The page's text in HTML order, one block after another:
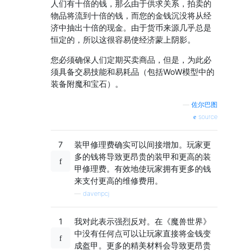
人们有十倍的钱，那么由于供求关系，拍卖的
物品将流到十倍的钱，而您的金钱沉没将从经
济中抽出十倍的现金。由于货币来源几乎总是
恒定的，所以这很容易使经济蒙上阴影。
您必须确保人们定期买卖商品，但是，为此必
须具备交易技能和易耗品（包括WoW模型中的
装备附魔和宝石）。
佐尔巴图
source
7
装甲修理费确实可以间接增加。玩家更
多的钱将导致更昂贵的装甲和更高的装
甲修理费。有效地使玩家拥有更多的钱
来支付更高的维修费用。
davenpcj
1
我对此表示强烈反对。在《魔兽世界》
中没有任何点可以让玩家直接将金钱变
成盔甲。更多的精美材料会导致更昂贵